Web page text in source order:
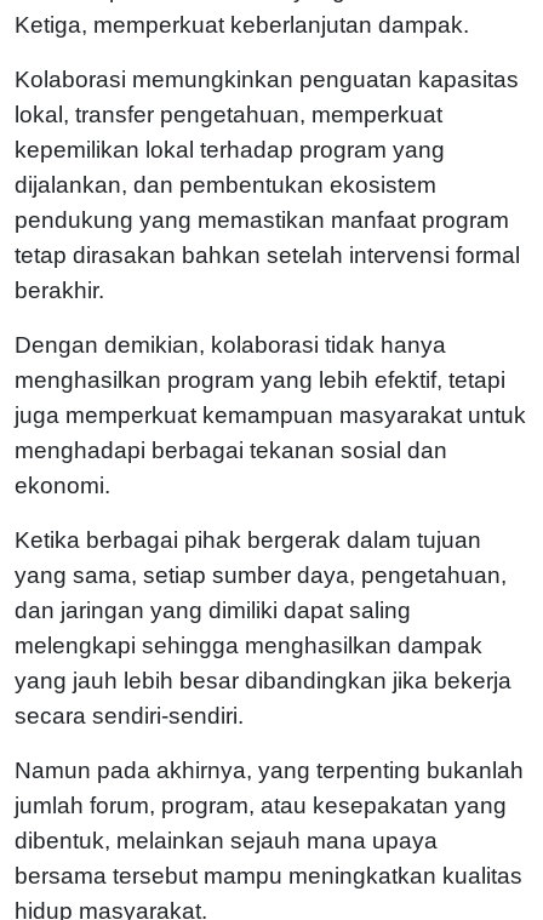
Ketiga, memperkuat keberlanjutan dampak.
Kolaborasi memungkinkan penguatan kapasitas
lokal, transfer pengetahuan, memperkuat
kepemilikan lokal terhadap program yang
dijalankan, dan pembentukan ekosistem
pendukung yang memastikan manfaat program
tetap dirasakan bahkan setelah intervensi formal
berakhir.
Dengan demikian, kolaborasi tidak hanya
menghasilkan program yang lebih efektif, tetapi
juga memperkuat kemampuan masyarakat untuk
menghadapi berbagai tekanan sosial dan
ekonomi.
Ketika berbagai pihak bergerak dalam tujuan
yang sama, setiap sumber daya, pengetahuan,
dan jaringan yang dimiliki dapat saling
melengkapi sehingga menghasilkan dampak
yang jauh lebih besar dibandingkan jika bekerja
secara sendiri-sendiri.
Namun pada akhirnya, yang terpenting bukanlah
jumlah forum, program, atau kesepakatan yang
dibentuk, melainkan sejauh mana upaya
bersama tersebut mampu meningkatkan kualitas
hidup masyarakat.